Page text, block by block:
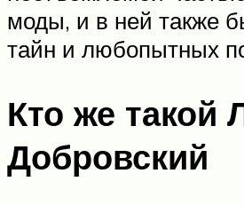
моды, и в ней также
тайн и любопытных
Кто же такой
Добровский